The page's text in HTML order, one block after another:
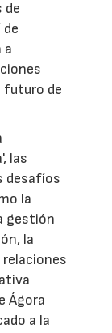
de
de
a
futuro de
las
desafíos
la
gestión
la
Ágora
a la